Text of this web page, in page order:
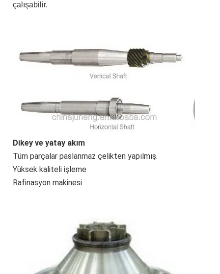
çalışabilir.
Dikey ve yatay akım
Tüm parçalar paslanmaz çelikten yapılmış.
Yüksek kaliteli işleme
Rafinasyon makinesi